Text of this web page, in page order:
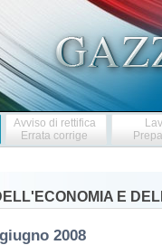
Avviso di rettifica
Errata corrige
E
2008